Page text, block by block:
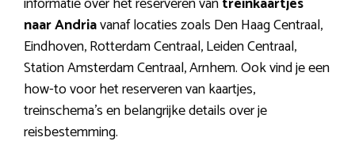
naar Andriavanaf locaties zoals Den Haag Centraal,
Eindhoven, Rotterdam Centraal, Leiden Centraal,
Station Amsterdam Centraal, Arnhem. Ook vind je een
how-to voor het reserveren van kaartjes,
treinschema’s en belangrijke details over je
reisbestemming.